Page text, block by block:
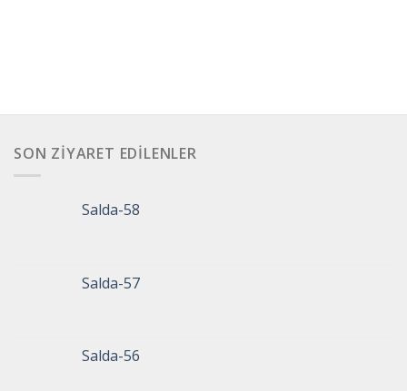
SON ZIYARET EDILENLER
Salda-58
Salda-57
Salda-56